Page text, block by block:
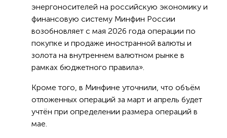
энергоносителей на российскую экономику и
финансовую систему Минфин России
возобновляет с мая 2026 года операции по
покупке и продаже иностранной валюты и
золота на внутреннем валютном рынке в
рамках бюджетного правила».
Кроме того, в Минфине уточнили, что объём
отложенных операций за март и апрель будет
учтён при определении размера операций в
мае.